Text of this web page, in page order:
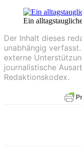
Ein
Der Inhalt dieses
unabhängig
externe
journalistische
Redaktionskodex.